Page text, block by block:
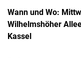
Wann und Wo:
Wilhelmshöher
Kassel